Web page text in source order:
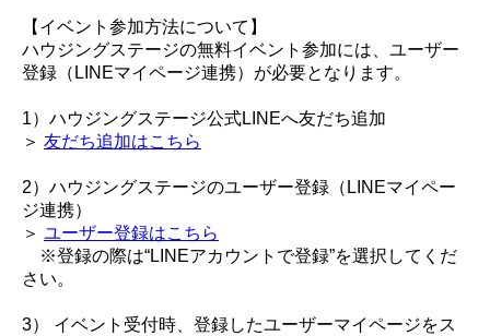
【イベント参加方法について】
ハウジングステージの無料イベント参加には、ユーザー
登録（LINEマイページ連携）が必要となります。
1）ハウジングステージ公式LINEへ友だち追加
＞ 友だち追加はこちら
2）ハウジングステージのユーザー登録（LINEマイペー
ジ連携）
＞ ユーザー登録はこちら
※登録の際は“LINEアカウントで登録”を選択してくだ
さい。
3） イベント受付時、登録したユーザーマイページをス